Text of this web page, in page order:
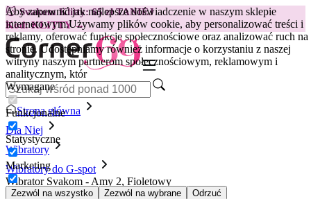
Aby zapewnić jak najlepsze doświadczenie w naszym sklepie
internetowym.Używamy plików cookie, aby personalizować treści i
reklamy, oferować funkcje społecznościowe oraz analizować ruch na
stronie. Udostępniamy również informacje o korzystaniu z naszej
witryny naszym partnerom społecznościowym, reklamowym i
analitycznym, któr
Wymagane
Funkcjonalne
Statystyczne
Marketing
Zezwól na wszystko Zezwól na wybrane Odrzuć
😽Svakom Klitty: 65 zł TANIEJ
Kod: KLITTY →
Strona główna
Dla Niej
Wibratory
Wibratory do G-spot
Wibrator Svakom - Amy 2, Fioletowy